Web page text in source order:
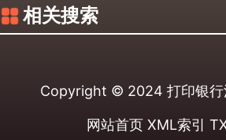
相关搜索
Copyright © 2024 打印银
网站首页 XML索引